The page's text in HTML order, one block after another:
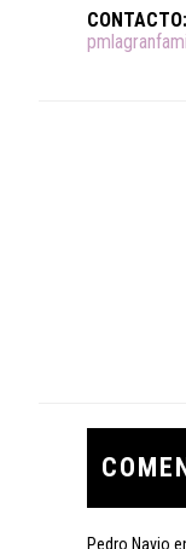
CONTACTO:
Pedro Navio